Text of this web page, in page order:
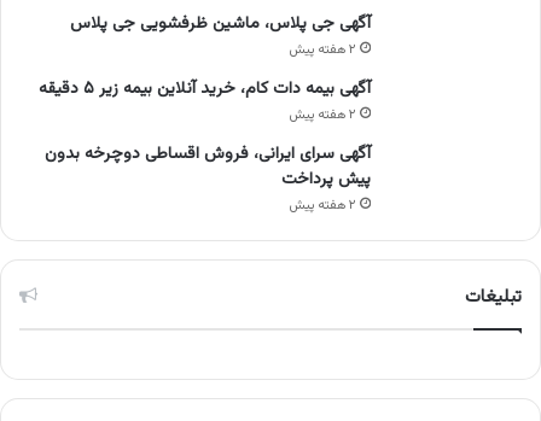
آگهی جی پلاس، ماشین ظرفشویی جی پلاس
۲ هفته پیش
آگهی بیمه دات کام، خرید آنلاین بیمه زیر ۵ دقیقه
۲ هفته پیش
آگهی سرای ایرانی، فروش اقساطی دوچرخه بدون
پیش پرداخت
۲ هفته پیش
تبلیغات